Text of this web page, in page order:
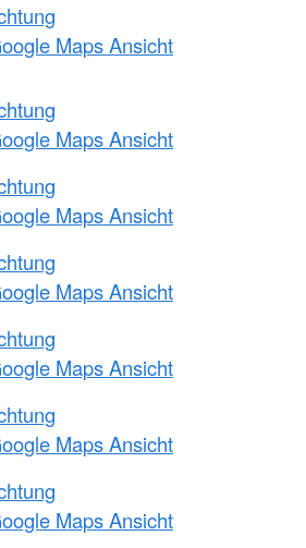
Maps Ansicht
Maps Ansicht
Maps Ansicht
Maps Ansicht
Maps Ansicht
Maps Ansicht
Maps Ansicht